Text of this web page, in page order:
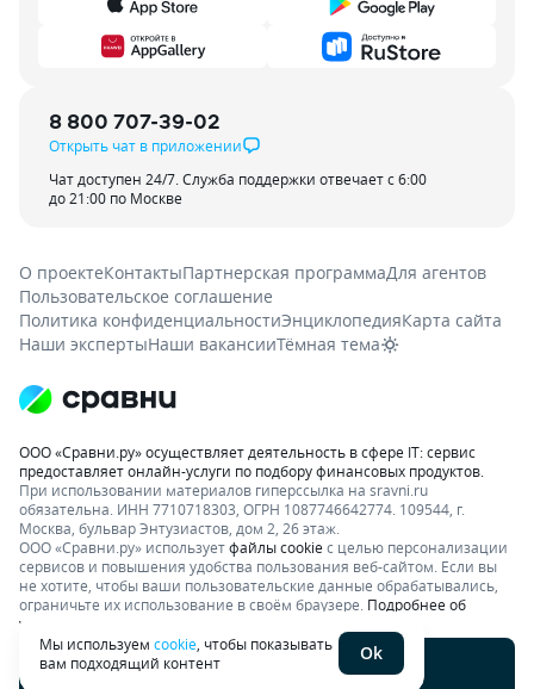
Написать отзыв
8 800 707-39-02
Открыть чат в приложении
Чат доступен 24/7. Служба поддержки отвечает с 6:00
до 21:00 по Москве
О проектеКонтактыПартнерская программаДля агентов
Пользовательское соглашение
Политика конфиденциальностиЭнциклопедияКарта сайта
Наши экспертыНаши вакансииТёмная тема
ООО «Сравни.ру» осуществляет деятельность в сфере IT: сервис
предоставляет онлайн-услуги по подбору финансовых продуктов.
При использовании материалов гиперссылка на sravni.ru
обязательна. ИНН 7710718303, ОГРН 1087746642774. 109544, г.
Москва, бульвар Энтузиастов, дом 2, 26 этаж.
ООО «Сравни.ру» используетфайлы cookieс целью персонализации
сервисов и повышения удобства пользования веб-сайтом. Если вы
не хотите, чтобы ваши пользовательские данные обрабатывались,
ограничьте их использование в своём браузере. Подробнее об
условиях.
Мы используем cookie , чтобы показывать
вам подходящий контент
Ok